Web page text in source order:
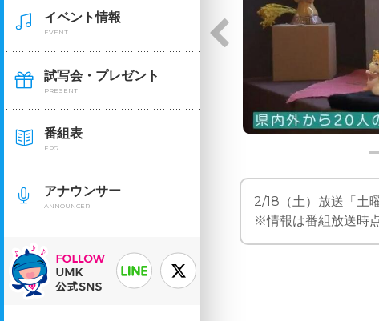
イベント情報
EVENT
試写会・プレゼント
PRESENT
番組表
EPG
アナウンサー
ANNOUNCER
2/18（土）放送「土
※情報は番組放送時